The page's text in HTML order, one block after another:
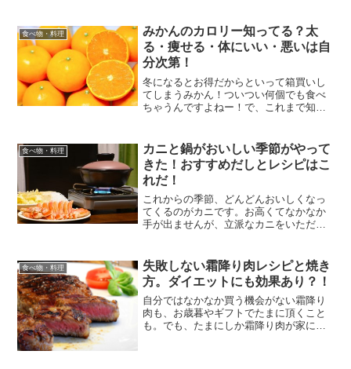
実！そんな時はフライパンで...
食べ物・料理
みかんのカロリー知ってる？太
る・痩せる・体にいい・悪いは自
分次第！
冬になるとお得だからといって箱買いし
てしまうみかん！ついつい何個でも食べ
ちゃうんですよねー！で、これまで知り
べちゃいたい。そんな葛藤の中、毎年食
べてきた人も多いのではない...
食べ物・料理
カニと鍋がおいしい季節がやって
きた！おすすめだしとレシピはこ
れだ！
これからの季節、どんどんおいしくなっ
てくるのがカニです。お高くてなかなか
手が出ませんが、立派なカニをいただい
よね。高価な食材だけに失敗は許されな
い・・とビビってしまいます...
食べ物・料理
失敗しない霜降り肉レシピと焼き
方。ダイエットにも効果あり？！
自分ではなかなか買う機会がない霜降り
肉も、お歳暮やギフトでたまに頂くこと
も。でも、たまにしか霜降り肉が家に来